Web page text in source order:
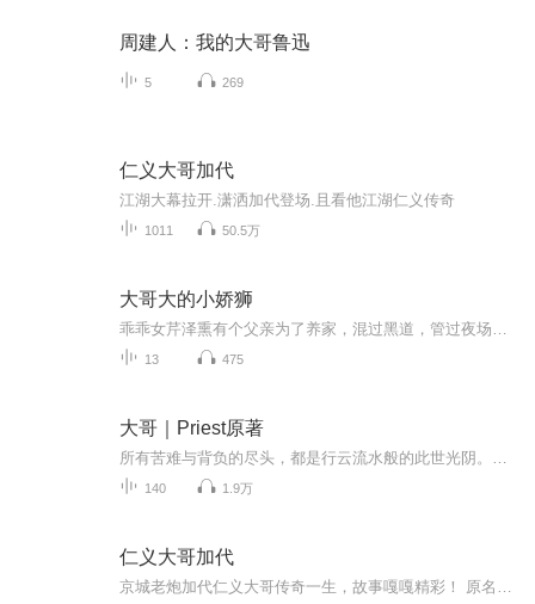
周建人：我的大哥鲁迅
5 269
仁义大哥加代
江湖大幕拉开.潇洒加代登场.且看他江湖仁义传奇
1011 50.5万
大哥大的小娇狮
13 475
大哥｜Priest原著
140 1.9万
仁义大哥加代